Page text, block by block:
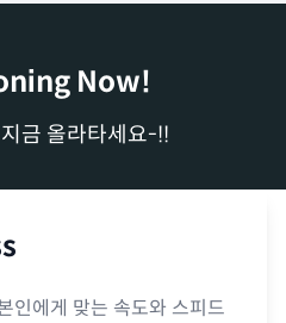
Now!
금 올라타세요-!!
인에게 맞는 속도와 스피드